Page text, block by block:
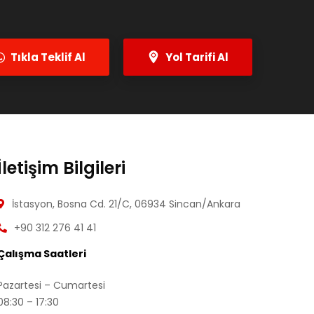
Tıkla Teklif Al Yol Tarifi Al
Bilgileri
İstasyon, Bosna Cd. 21/C, 06934 Sincan/Ankara
+90 312 276 41 41
Saatleri
– Cumartesi
– 17:30